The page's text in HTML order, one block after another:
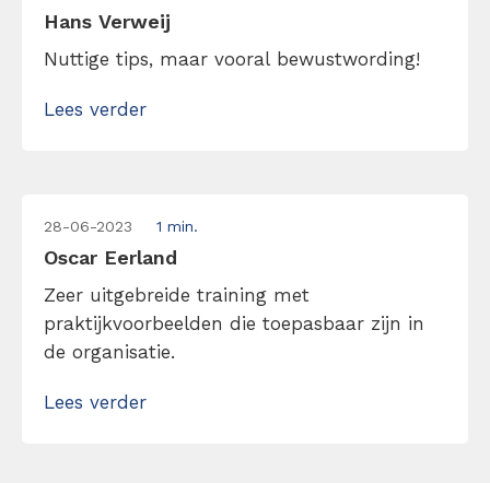
Hans Verweij
Nuttige tips, maar vooral bewustwording!
Lees verder
28-06-2023 1 min.
Oscar Eerland
Zeer uitgebreide training met
praktijkvoorbeelden die toepasbaar zijn in
de organisatie.
Lees verder